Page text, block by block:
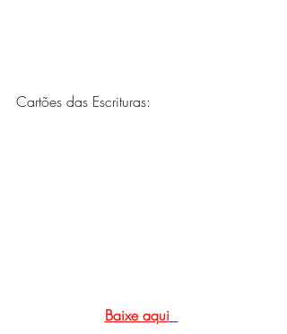
Cartões das Escrituras:
Baixe aqui